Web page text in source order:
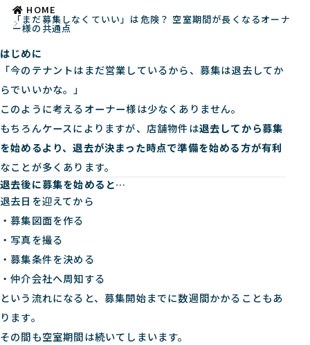
HOME
「まだ募集しなくていい」は危険？ 空室期間が長くなるオーナ
ー様の共通点
はじめに
「今のテナントはまだ営業しているから、募集は退去してか
らでいいかな。」
このように考えるオーナー様は少なくありません。
もちろんケースによりますが、店舗物件は退去してから募集
を始めるより、退去が決まった時点で準備を始める方が有利
なことが多くあります。
退去後に募集を始めると…
退去日を迎えてから
・募集図面を作る
・写真を撮る
・募集条件を決める
・仲介会社へ周知する
という流れになると、募集開始までに数週間かかることもあ
ります。
その間も空室期間は続いてしまいます。